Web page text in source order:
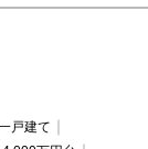
戸建て